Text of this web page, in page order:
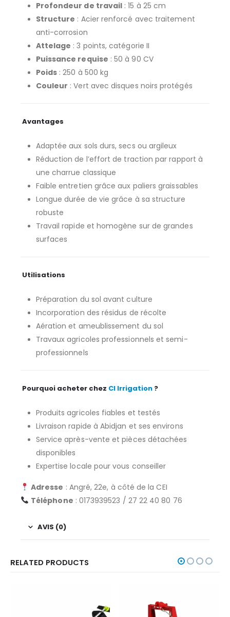
Profondeur de travail : 15 à 25 cm
Structure : Acier renforcé avec traitement
anti-corrosion
Attelage : 3 points, catégorie II
Puissance requise : 50 à 90 CV
Poids : 250 à 500 kg
Couleur : Vert avec disques noirs protégés
Avantages
Adaptée aux sols durs, secs ou argileux
Réduction de l’effort de traction par rapport à
une charrue classique
Faible entretien grâce aux paliers graissables
Longue durée de vie grâce à sa structure
robuste
Travail rapide et homogène sur de grandes
surfaces
Utilisations
Préparation du sol avant culture
Incorporation des résidus de récolte
Aération et ameublissement du sol
Travaux agricoles professionnels et semi-
professionnels
Pourquoi acheter chez CI Irrigation ?
Produits agricoles fiables et testés
Livraison rapide à Abidjan et ses environs
Service après-vente et pièces détachées
disponibles
Expertise locale pour vous conseiller
Adresse : Angré, 22e, à côté de la CEI
Téléphone : 0173939523 / 27 22 40 80 76
AVIS (0)
RELATED PRODUCTS